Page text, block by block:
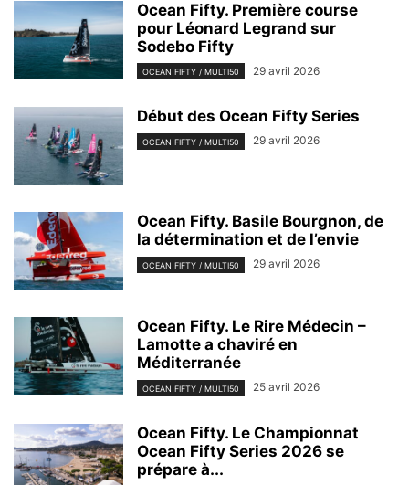
Ocean Fifty. Première course
pour Léonard Legrand sur
Sodebo Fifty
OCEAN FIFTY / MULTI50 29 avril 2026
Début des Ocean Fifty Series
OCEAN FIFTY / MULTI50 29 avril 2026
Ocean Fifty. Basile Bourgnon, de
la détermination et de l’envie
OCEAN FIFTY / MULTI50 29 avril 2026
Ocean Fifty. Le Rire Médecin –
Lamotte a chaviré en
Méditerranée
OCEAN FIFTY / MULTI50 25 avril 2026
Ocean Fifty. Le Championnat
Ocean Fifty Series 2026 se
prépare à...